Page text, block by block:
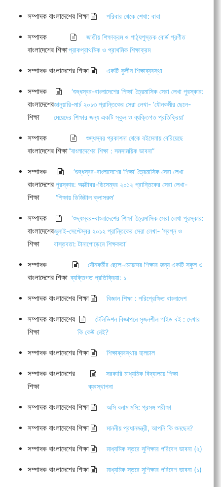
সম্পাদক বাংলাদেশের শিক্ষা পরিবার থেকে শেখা: বাবা
সম্পাদক
বাংলাদেশের শিক্ষা
জাতীয় শিক্ষাক্রম ও পাঠ্যপুস্তক বোর্ড প্রণীত
প্রাকপ্রাথমিক ও প্রাথমিক শিক্ষাক্রম
সম্পাদক বাংলাদেশের শিক্ষা একটি কুলীন শিক্ষাব্যবস্থা
সম্পাদক
বাংলাদেশের
শিক্ষা
‘শুদ্ধস্বর-বাংলাদেশের শিক্ষা’ ত্রৈমাসিক সেরা লেখা পুরস্কার:
জানুয়ারি-মার্চ ২০১৩ প্রান্তিকের সেরা লেখা- ‘যৌনকর্মীর ছেলে-
মেয়েদের শিক্ষার জন্য একটি স্কুল ও ব্যক্তিগত প্রতিক্রিয়া’
সম্পাদক
বাংলাদেশের শিক্ষা
শুদ্ধস্বর প্রকাশনা থেকে বইমেলায় বেরিয়েছে
“বাংলাদেশের শিক্ষা : সমসাময়িক ভাবনা”
সম্পাদক
বাংলাদেশের
শিক্ষা
‘শুদ্ধস্বর-বাংলাদেশের শিক্ষা’ ত্রৈমাসিক সেরা লেখা
পুরস্কার: অক্টোবর-ডিসেম্বর ২০১২ প্রান্তিকের সেরা লেখা-
‘শিক্ষায় ডিজিটাল ক্লাসরুম’
সম্পাদক
বাংলাদেশের
শিক্ষা
‘শুদ্ধস্বর-বাংলাদেশের শিক্ষা’ ত্রৈমাসিক সেরা লেখা পুরস্কার:
জুলাই-সেপ্টেম্বর ২০১২ প্রান্তিকের সেরা লেখা- ‘স্বপ্ন ও
বাস্তবতা: টানাপোড়েনে শিক্ষকতা’
সম্পাদক
বাংলাদেশের শিক্ষা
যৌনকর্মীর ছেলে-মেয়েদের শিক্ষার জন্য একটি স্কুল ও
ব্যক্তিগত প্রতিক্রিয়া: ১
সম্পাদক বাংলাদেশের শিক্ষা বিজ্ঞান শিক্ষা : পরিপ্রেক্ষিত বাংলাদেশ
সম্পাদক বাংলাদেশের
শিক্ষা
টেলিভিশন বিজ্ঞাপনে সৃজনশীল গাইড বই : দেখার
কি কেউ নেই?
সম্পাদক বাংলাদেশের শিক্ষা শিক্ষাব্যবস্থার হালচাল
সম্পাদক বাংলাদেশের
শিক্ষা
সরকারি মাধ্যমিক বিদ্যালয়ে শিক্ষা
ব্যবস্থাপনা
সম্পাদক বাংলাদেশের শিক্ষা অসি বনাম মসি: প্রসঙ্গ পরীক্ষা
সম্পাদক বাংলাদেশের শিক্ষা মাননীয় প্রধানমন্ত্রী, আপনি কি শুনছেন?
সম্পাদক বাংলাদেশের শিক্ষা মাধ্যমিক স্তরে সুশিক্ষার পরিবেশ ভাবনা (২)
সম্পাদক বাংলাদেশের শিক্ষা মাধ্যমিক স্তরে সুশিক্ষার পরিবেশ ভাবনা (১)